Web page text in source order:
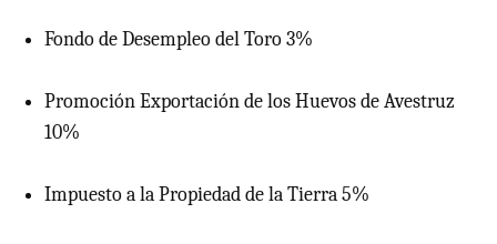
Fondo de Desempleo del Toro 3%
Promoción Exportación de los Huevos de Avestruz
10%
Impuesto a la Propiedad de la Tierra 5%